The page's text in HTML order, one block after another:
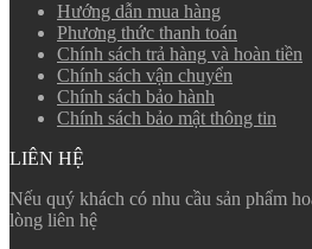
Hướng dẫn mua hàng
Phương thức thanh toán
Chính sách trả hàng và hoàn tiền
Chính sách vận chuyển
Chính sách bảo hành
Chính sách bảo mật thông tin
LIÊN HỆ
Nếu quý khách có nhu cầu sản phẩm
lòng liên hệ